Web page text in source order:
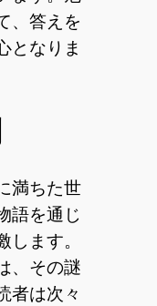
、答えを
となりま
満ちた世
語を通じ
します。
、その謎
者は次々